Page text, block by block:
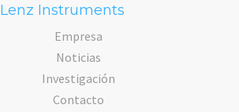
Lenz Instruments
Empresa
Noticias
Investigación
Contacto